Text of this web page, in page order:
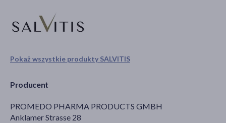
Pokaż wszystkie produkty SALVITIS
Producent
PROMEDO PHARMA PRODUCTS GMBH
Anklamer Strasse 28